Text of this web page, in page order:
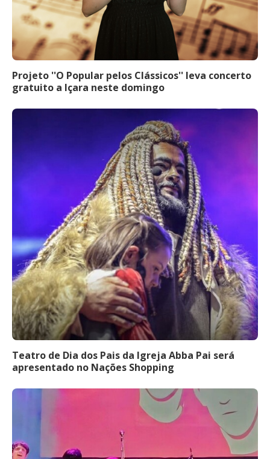
Projeto ''O Popular pelos Clássicos'' leva concerto
gratuito a Içara neste domingo
Teatro de Dia dos Pais da Igreja Abba Pai será
apresentado no Nações Shopping